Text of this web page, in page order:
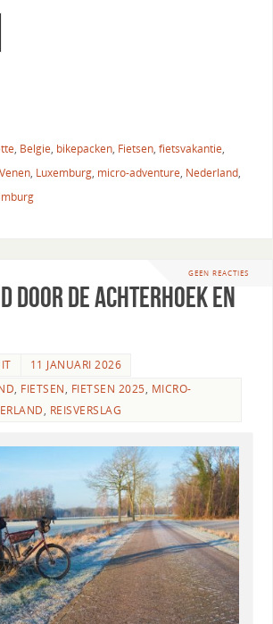
, Belgie, bikepacken, Fietsen, fietsvakantie,
, Luxemburg, micro-adventure, Nederland,
GEEN REACTIES
door de Achterhoek en
11 JANUARI 2026
, FIETSEN, FIETSEN 2025, MICRO-
, REISVERSLAG